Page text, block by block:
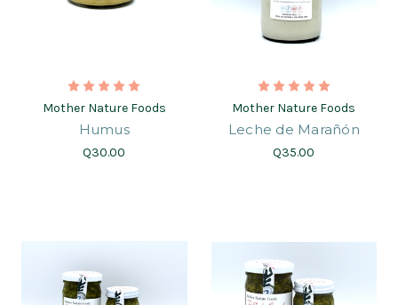
Mother Nature Foods
Humus
Q30.00
Mother Nature Foods
Leche de Marañón
Q35.00